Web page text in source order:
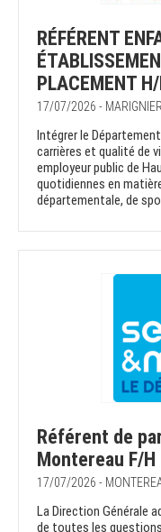
RÉFÉRENT
PLACEMENT
17/07/2026 - MARIGNIER
Intégrer le
carrières et qualité de
employeur public de
quotidiennes en
départementale, de
Référent de
Montereau F/H
17/07/2026 -
La Direction Générale
de toutes les